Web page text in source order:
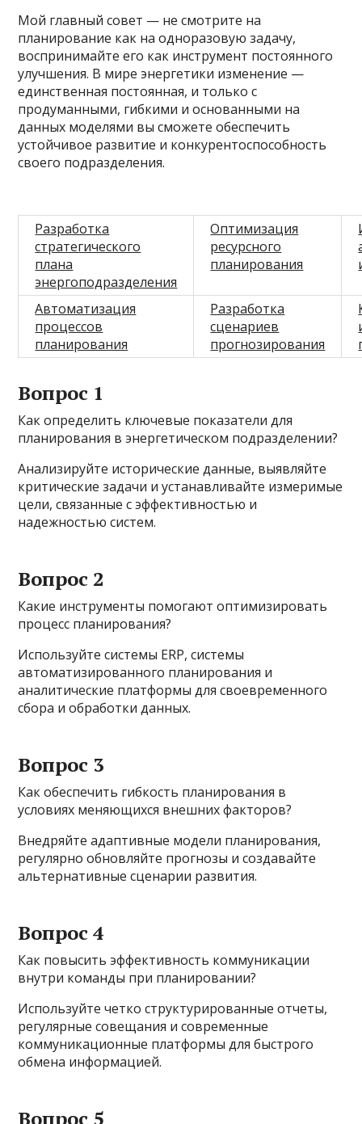
Мой главный совет — не смотрите на
планирование как на одноразовую задачу,
воспринимайте его как инструмент постоянного
улучшения. В мире энергетики изменение —
единственная постоянная, и только с
продуманными, гибкими и основанными на
данных моделями вы сможете обеспечить
устойчивое развитие и конкурентоспособность
своего подразделения.
Разработка
стратегического
плана
энергоподразделения
Оптимизация
ресурсного
планирования
Автоматизация
процессов
планирования
Разработка
сценариев
прогнозирования
Вопрос 1
Как определить ключевые показатели для
планирования в энергетическом подразделении?
Анализируйте исторические данные, выявляйте
критические задачи и устанавливайте измеримые
цели, связанные с эффективностью и
надежностью систем.
Вопрос 2
Какие инструменты помогают оптимизировать
процесс планирования?
Используйте системы ERP, системы
автоматизированного планирования и
аналитические платформы для своевременного
сбора и обработки данных.
Вопрос 3
Как обеспечить гибкость планирования в
условиях меняющихся внешних факторов?
Внедряйте адаптивные модели планирования,
регулярно обновляйте прогнозы и создавайте
альтернативные сценарии развития.
Вопрос 4
Как повысить эффективность коммуникации
внутри команды при планировании?
Используйте четко структурированные отчеты,
регулярные совещания и современные
коммуникационные платформы для быстрого
обмена информацией.
Вопрос 5